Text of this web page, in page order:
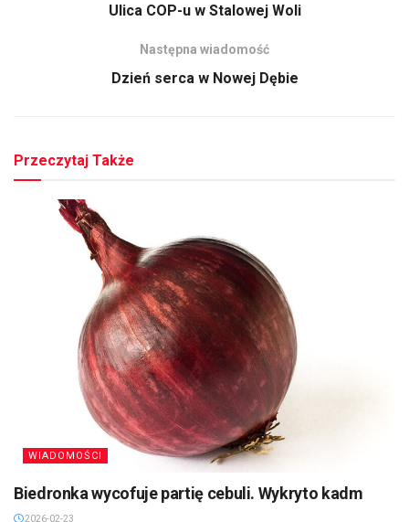
Ulica COP-u w Stalowej Woli
Następna wiadomość
Dzień serca w Nowej Dębie
Przeczytaj Także
WIADOMOŚCI
Biedronka wycofuje partię cebuli. Wykryto kadm
2026-02-23